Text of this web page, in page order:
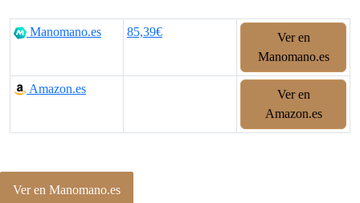
Manomano.es 85,39€
Ver en
Manomano.es
Amazon.es
Ver en
Amazon.es
Ver en Manomano.es